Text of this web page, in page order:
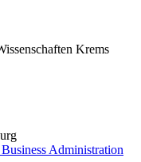
Krems
Administration